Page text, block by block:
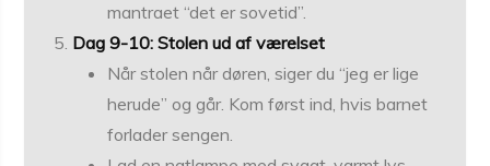
mantraet “det er sovetid”.
Dag 9-10: Stolen ud af værelset
Når stolen når døren, siger du “jeg er lige
herude” og går. Kom først ind, hvis barnet
forlader sengen.